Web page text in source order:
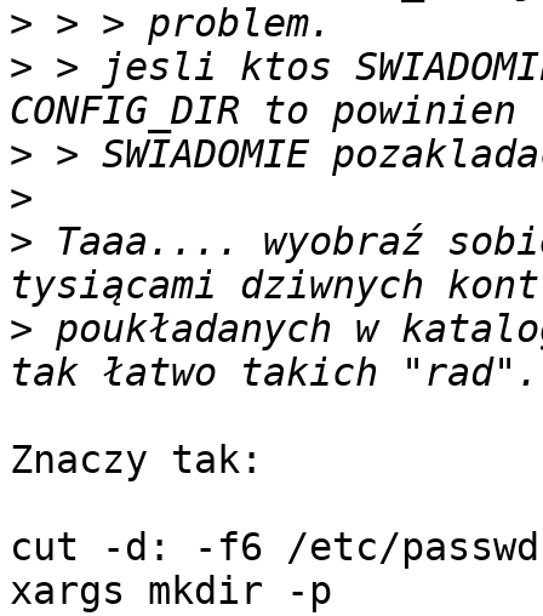
>
> > jesli ktos
>
>
> Taaa.... wyobraź
> poukładanych w
Znaczy tak:
cut -d: -f6 /etc/
xargs mkdir -p